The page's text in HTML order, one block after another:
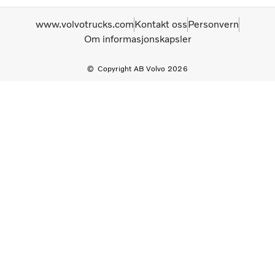
Copyright AB Volvo 2026
www.volvotrucks.comKontakt ossPersonvern
Om informasjonskapsler